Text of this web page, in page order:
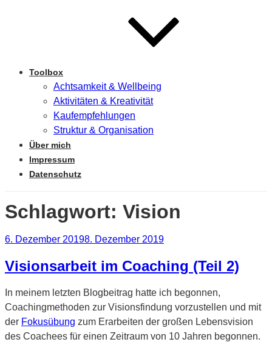
Toolbox
Achtsamkeit & Wellbeing
Aktivitäten & Kreativität
Kaufempfehlungen
Struktur & Organisation
Über mich
Impressum
Datenschutz
Schlagwort: Vision
Veröffentlicht
6. Dezember 20198. Dezember 2019
Visionsarbeit im Coaching (Teil 2)
In meinem letzten Blogbeitrag hatte ich begonnen,
Coachingmethoden zur Visionsfindung vorzustellen und mit
der Fokusübung zum Erarbeiten der großen Lebensvision
des Coachees für einen Zeitraum von 10 Jahren begonnen.